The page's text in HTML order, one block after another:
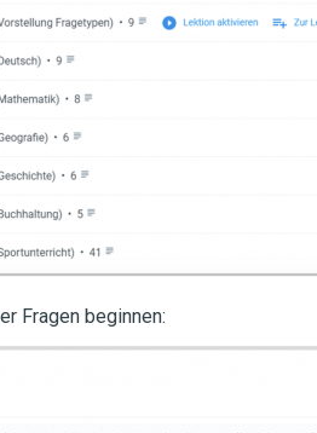
Fragen beginnen: